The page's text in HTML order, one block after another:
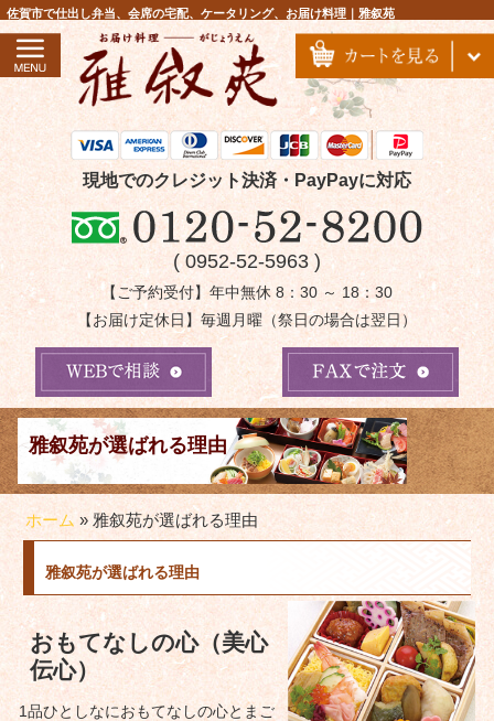
コ
ン
ツ
へ
ス
キ
プ
佐賀市で仕出し弁当、会席の宅配、ケータリング、お届け料理｜雅叙苑
現地でのクレジット決済・PayPayに対応
( 0952-52-5963 )
【ご予約受付】年中無休 8：30 ～ 18：30
【お届け定休日】毎週月曜（祭日の場合は翌日）
雅叙苑が選ばれる理由
ホーム»雅叙苑が選ばれる理由
雅叙苑が選ばれる理由
おもてなしの心（美心
伝心）
1品ひとしなにおもてなしの心とまご